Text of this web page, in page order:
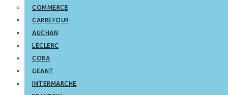
COMMERCE
CARREFOUR
AUCHAN
LECLERC
CORA
GEANT
INTERMARCHE